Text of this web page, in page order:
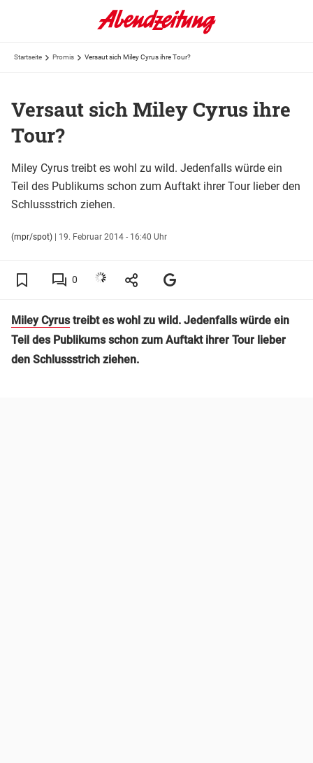
Startseite Promis Versaut sich Miley Cyrus ihre Tour?
Versaut sich Miley Cyrus ihre
Tour?
Miley Cyrus treibt es wohl zu wild. Jedenfalls würde ein
Teil des Publikums schon zum Auftakt ihrer Tour lieber den
Schlussstrich ziehen.
(mpr/spot) | 19. Februar 2014 - 16:40 Uhr
0
Miley Cyrustreibt es wohl zu wild. Jedenfalls würde ein
Teil des Publikums schon zum Auftakt ihrer Tour lieber
den Schlussstrich ziehen.